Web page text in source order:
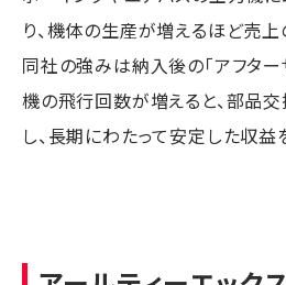
り、機体の生産が増えるほど売上
同社の強みは納入後の「アフター
機の飛行回数が増えると、部品
し、長期にわたって安定した収益